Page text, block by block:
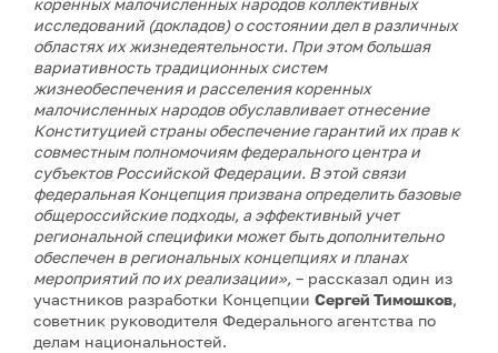
коренных малочисленных народов коллективных
исследований (докладов) о состоянии дел в различных
областях их жизнедеятельности. При этом большая
вариативность традиционных систем
жизнеобеспечения и расселения коренных
малочисленных народов обуславливает отнесение
Конституцией страны обеспечение гарантий их прав к
совместным полномочиям федерального центра и
субъектов Российской Федерации. В этой связи
федеральная Концепция призвана определить базовые
общероссийские подходы, а эффективный учет
региональной специфики может быть дополнительно
обеспечен в региональных концепциях и планах
мероприятий по их реализации», – рассказал один из
участников разработки Концепции Сергей Тимошков,
советник руководителя Федерального агентства по
делам национальностей.